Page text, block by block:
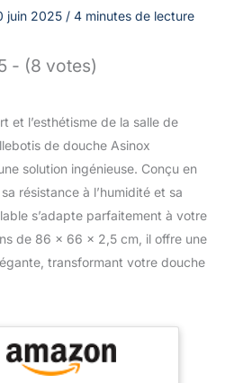
juin 2025 / 4 minutes de lecture
- (8 votes)
et l’esthétisme de la salle de
de douche Asinox
solution ingénieuse. Conçu en
résistance à l’humidité et sa
s’adapte parfaitement à votre
de 86 x 66 x 2,5 cm, il offre une
transformant votre douche